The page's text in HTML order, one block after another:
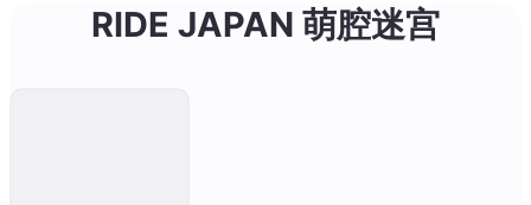
RIDE JAPAN 萌腔迷宫